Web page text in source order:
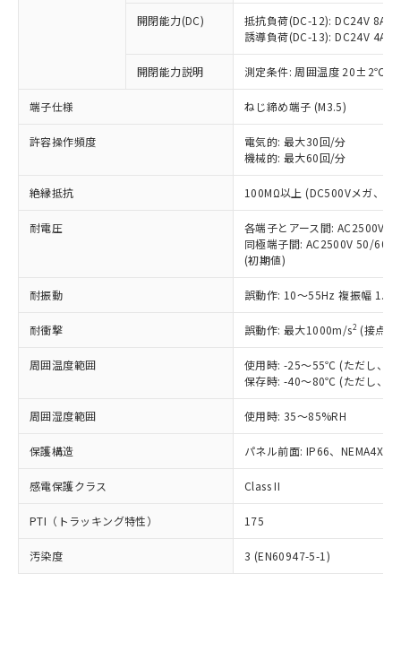
開閉能力(DC)
抵抗負荷(DC-12): DC24V 8A/
誘導負荷(DC-13): DC24V 4A/
開閉能力説明 測定条件: 周囲温度 20±2℃、
端子仕様 ねじ締め端子 (M3.5)
許容操作頻度
電気的: 最大30回/分
機械的: 最大60回/分
絶縁抵抗 100MΩ以上 (DC500Vメガ、点
耐電圧
各端子とアース間: AC2500V
同極端子間: AC2500V 50/
(初期値)
耐振動 誤動作: 10～55Hz 複振幅
耐衝撃 誤動作: 最大1000m/s2 (接点
周囲温度範囲
使用時: -25～55℃ (ただし、氷
保存時: -40～80℃ (ただし、氷
周囲湿度範囲 使用時: 35～85%RH
保護構造 パネル前面: IP66、NEMA4X,
感電保護クラス Class II
PTI（トラッキング特性） 175
汚染度 3 (EN60947-5-1)
ことをご了承ください。
在庫状況および標準価格照会結果は、
記載している更新日時点での社内デー
タに基づき作成されるものであり、閲
覧された時点での実際の在庫および標
準価格とは異なる場合があることをご
正式な納期状況および標準価格はお客
様のお取引先、またはお客様担当のオ
ムロン制御機器販売店・当社販売員に
オムロン制御機器販売店や当社販売拠
販売ネットワーク
」をご確認
在庫状況および標準価格結果を当社の
事前の承諾なく第三者に漏洩または開
示しないようお願いします。
マイパーツ機能（部品リスト作成サー
ビス）をご利用いただくには、I-Web
メンバーズにご登録されている必要が
お客様が当ウェブサイト上で当社にご
登録された部品リストについて、当社
および当社の共同利用者が、当社の製
品・サービスに関するお客様との取
引・商談に必要な範囲で利用すること
※当社の共同利用者とは、"個人情報
の「1.共同利
用者の範囲」に記載されている法人を
いたものが、含有品と判明した場合などや
むを得ず変更することがあります。
*EU RoHS指令（10物質）：
鉛(Pb) 1000ppm以下、 水銀(Hg) 1000ppm以下、 カド
六価クロム(Cr(Ⅵ)) 1000ppm以下、ポリ臭化ビフェニル
類(PBB) 1000ppm以下、ポリ臭化ジフェニルエーテル類
(PBDE) 1000ppm以下、フタル酸ビス(2-エチルヘキシ
ル) (DEHP)(別名：DOP) 1000ppm以下、フタル酸ブチ
ルベンジル（BBP） 1000ppm以下、フタル酸ジブチル
（DBP） 1000ppm以下、フタル酸ジイソブチル
(DIBP) 1000ppm以下
但し、RoHS指令で産業用監視および制御機器に対する
フタル酸エステル類の４物質については閾値を超える意
図的な使用がないことを確認しています。
部品在庫の切り替え状況などにより、予定
月が前後することがあります。
※3 非含有証明書ダウンロード
下記の非含有証明書をダウンロードするこ
とができます。
EU RoHS指令（10物質）の非含有証明書
51物質の非含有証明書（当社基準）
※本証明書は発行日時点で非含有を証明す
るもので、過去に遡って非含有を証明する
基準値を超えていることを示します。
「－」：未確認です。当社販売部門へお問
ム) : 100ppm、
Cr(Ⅵ)(六価クロム) : 1000ppm、 PBBs(ポリ臭化ビフェ
ニル類) : 1000ppm、 PBDEs(ポリ臭化ジフェニルエーテ
ル類) : 1000ppm、
DBP(フタル酸ジブチル) : 1000ppm、 DIBP(フタル酸ジ
イソブチル) : 1000ppm、 BBP(フタル酸ブチルベンジ
ル) : 1000ppm、
DEHP(フタル酸ビス(2-エチルヘキシル)) : 1000ppm
「ｅ」：有害物質（10物質）のすべてが基
準値以下であることを示します。
「10」：通常の使用状況下において有害物
質が外部に漏えいし、環境に深刻な影響を
及ぼさない年数を意味します。
「－」：未確認です。当社販売部門へお問
い合わせください。
当社は、これら貴社製品のうち、外国
為替および外国貿易法に定める商品
（以下｢規制貨物等」という）を輸出
または国外への提供する場合は、日本
国政府の輸出許可(または役務取引許
可)を取得するなどの必要な手続きを
当社は規制貨物を破棄する場合は、完
全に破砕するなど、違法に輸出されな
いよう必要な手段を講じます。
当社は貴社製品を、核兵器、ミサイ
ル、化学兵器、生物兵器またはその他
武器並びにこれらの製造装置等に一切
当社は、貴社製品を第三者に販売する
場合は、上記1、2および3の内容を当
該第三者に通知します。また当社は、
販売先および販売に係わる関係者が違
法に輸出するおそれがある場合は、取
り引きをいたしません。
キャンセル
説明
○ 一定数以上の在庫あり
一定数には満たないが在庫あり
在庫なし(最新の在庫状況につ
いては、お客様のお取引先、ま
たはお客様担当のオムロン制御
機器販売店・当社販売員にご確
白
受注生産機種、また在庫状況の
情報を公開していない機種